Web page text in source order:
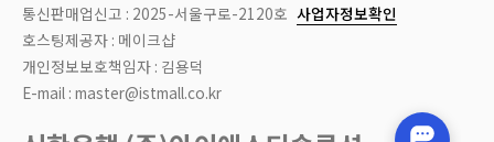
통신판매업신고 : 2025-서울구로-2120호 사업자정보확인
호스팅제공자 : 메이크샵
개인정보보호책임자 : 김용덕
E-mail : master@istmall.co.kr